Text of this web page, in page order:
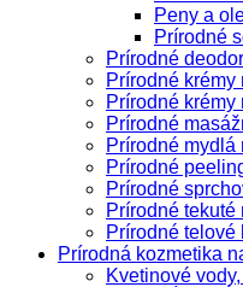
Peny a
Prírodné
Prírodné
Prírodné krémy
Prírodné krémy
Prírodné
Prírodné mydlá
Prírodné
Prírodné
Prírodné tekuté
Prírodné telové
Prírodná kozmetika
Kvetinové